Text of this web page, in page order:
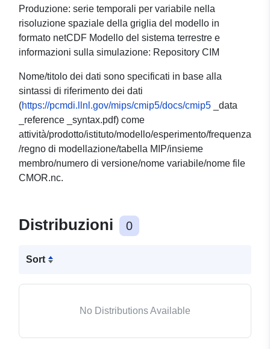
Produzione: serie temporali per variabile nella
risoluzione spaziale della griglia del modello in
formato netCDF Modello del sistema terrestre e
informazioni sulla simulazione: Repository CIM
Nome/titolo dei dati sono specificati in base alla
sintassi di riferimento dei dati
(https://pcmdi.llnl.gov/mips/cmip5/docs/cmip5 _data
_reference _syntax.pdf) come
attività/prodotto/istituto/modello/esperimento/frequenza
/regno di modellazione/tabella MIP/insieme
membro/numero di versione/nome variabile/nome file
CMOR.nc.
Distribuzioni 0
Sort
No Distributions Available